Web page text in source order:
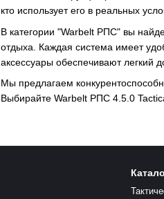
кто использует его в реальных
В категории "Warbelt РПС" вы
отдыха. Каждая система имеет
аксессуары обеспечивают легкий
Мы предлагаем
Выбирайте Warbelt РПС 4.5.0